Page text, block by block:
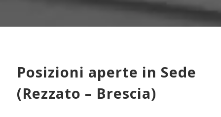
Posizioni aperte in Sede
(Rezzato – Brescia)